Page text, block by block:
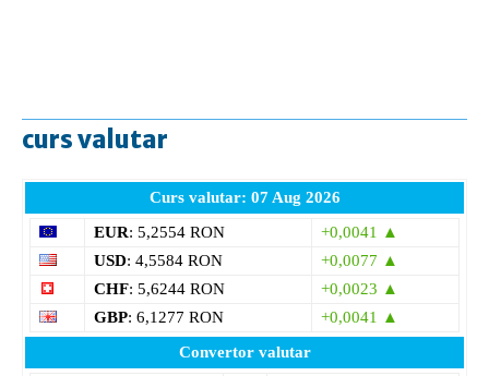
curs valutar
Curs valutar: 07 Aug 2026
EUR: 5,2554 RON
+0,0041 ▲
USD: 4,5584 RON
+0,0077 ▲
CHF: 5,6244 RON
+0,0023 ▲
GBP: 6,1277 RON
+0,0041 ▲
Convertor valutar